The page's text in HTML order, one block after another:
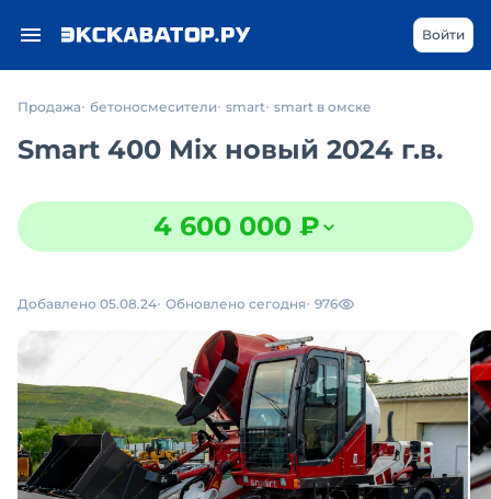
Войти
Продажа бетоносмесители smart smart в омске
Smart 400 Mix новый 2024 г.в.
4 600 000 ₽
Добавлено 05.08.24 Обновлено сегодня 976